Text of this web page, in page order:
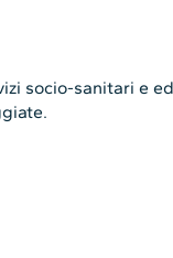
socio-sanitari e